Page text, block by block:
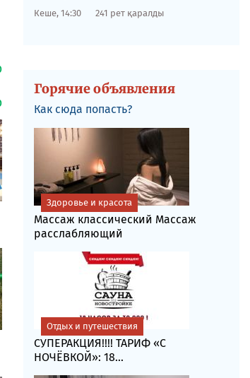
Кеше, 14:30 241 рет қаралды
Горячие объявления
Как сюда попасть?
Массаж классический Массаж
расслабляющий
Здоровье и красота
СУПЕРАКЦИЯ!!!! ТАРИФ «C
НОЧЁВКОЙ»: 18...
Отдых и путешествия